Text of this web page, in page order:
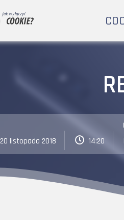
20 listopada 2018 14:20